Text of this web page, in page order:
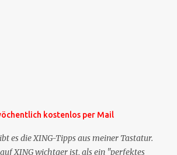
kostenlos per Mail
es die XING-Tipps aus meiner Tastatur.
XING wichtger ist, als ein "perfektes